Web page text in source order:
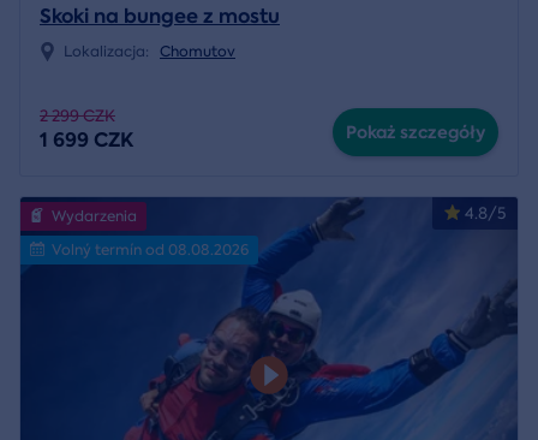
Skoki na bungee z mostu
Lokalizacja: Chomutov
2 299 CZK
1 699 CZK Pokaż szczegóły
4.8/5
Wydarzenia
Volný termín od 08.08.2026